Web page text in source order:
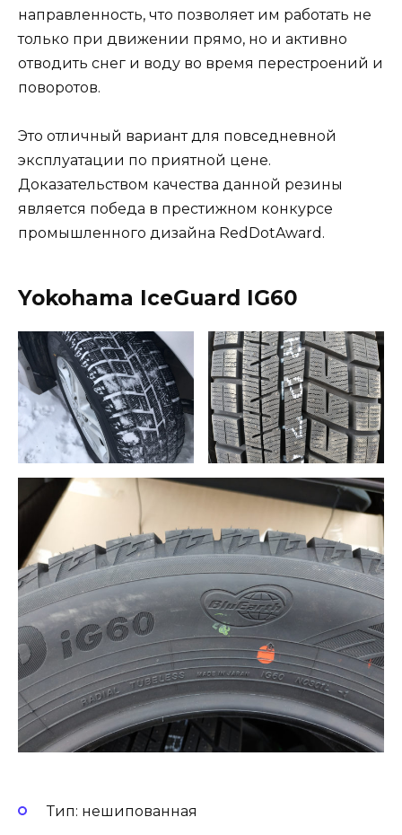
направленность, что позволяет им работать не
только при движении прямо, но и активно
отводить снег и воду во время перестроений и
поворотов.
Это отличный вариант для повседневной
эксплуатации по приятной цене.
Доказательством качества данной резины
является победа в престижном конкурсе
промышленного дизайна RedDotAward.
Yokohama IceGuard IG60
Тип: нешипованная